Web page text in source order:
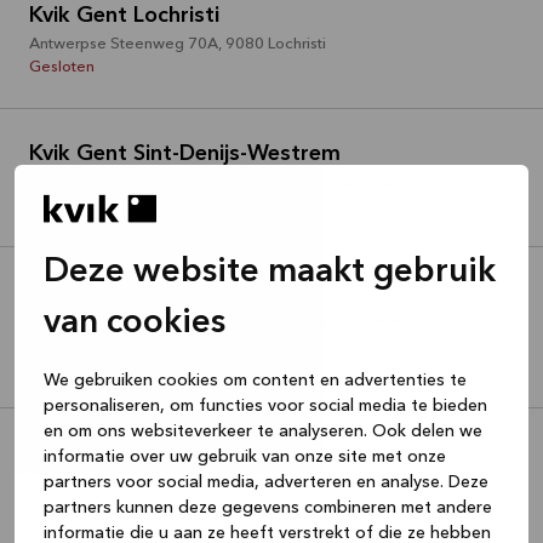
Deze website maakt gebruik
van cookies
We gebruiken cookies om content en advertenties te
personaliseren, om functies voor social media te bieden
en om ons websiteverkeer te analyseren. Ook delen we
informatie over uw gebruik van onze site met onze
partners voor social media, adverteren en analyse. Deze
partners kunnen deze gegevens combineren met andere
informatie die u aan ze heeft verstrekt of die ze hebben
Kvik Gent Lochristi
Antwerpse Steenweg 70A, 9080 Lochristi
Gesloten
Kvik Gent Sint-Denijs-Westrem
Vandaag geopend vanaf 09:30 - 18:00
Avenue du Grand Vivier 7 (Derrière le magasin CASA)
Kvik Kortrijk
Gentsesteenweg 246,8500 Kortrijk
Gesloten